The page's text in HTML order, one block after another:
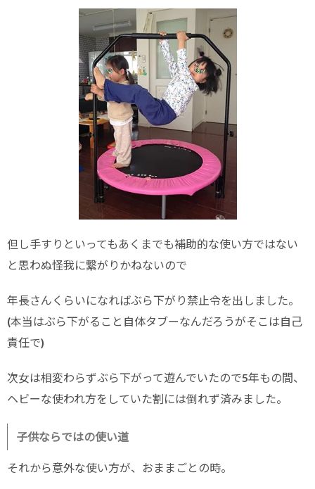
但し手すりといってもあくまでも補助的な使い方ではない
と思わぬ怪我に繋がりかねないので
年長さんくらいになればぶら下がり禁止令を出しました。
(本当はぶら下がること自体タブーなんだろうがそこは自己
責任で)
次女は相変わらずぶら下がって遊んでいたので5年もの間、
ヘビーな使われ方をしていた割には倒れず済みました。
子供ならではの使い道
それから意外な使い方が、おままごとの時。